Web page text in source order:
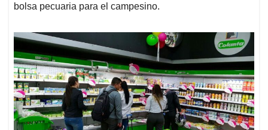
bolsa pecuaria para el campesino.